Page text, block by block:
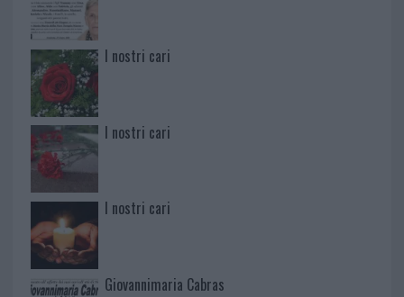
I nostri cari
I nostri cari
I nostri cari
Giovannimaria Cabras